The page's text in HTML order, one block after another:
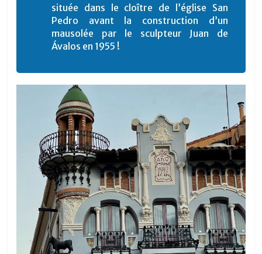
située dans le cloître de l’église San
Pedro avant la construction d’un
mausolée par le sculpteur Juan de
Ávalos en 1955 !